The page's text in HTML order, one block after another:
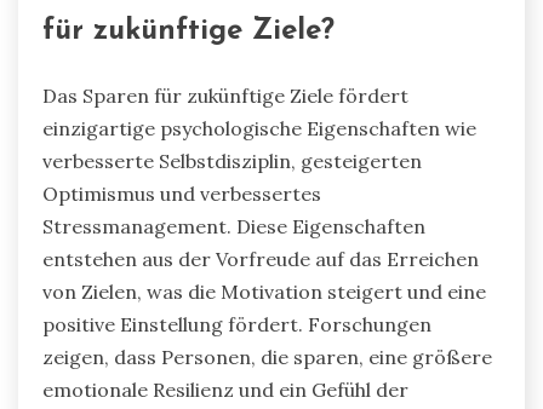
für zukünftige Ziele?
Das Sparen für zukünftige Ziele fördert
einzigartige psychologische Eigenschaften wie
verbesserte Selbstdisziplin, gesteigerten
Optimismus und verbessertes
Stressmanagement. Diese Eigenschaften
entstehen aus der Vorfreude auf das Erreichen
von Zielen, was die Motivation steigert und eine
positive Einstellung fördert. Forschungen
zeigen, dass Personen, die sparen, eine größere
emotionale Resilienz und ein Gefühl der